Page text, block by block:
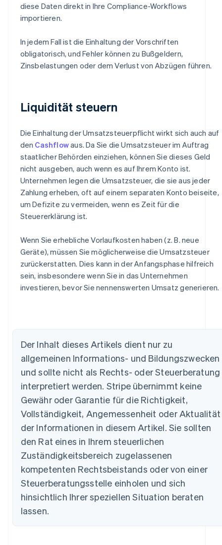
diese Daten direkt in Ihre Compliance-Workflows
importieren.
In jedem Fall ist die Einhaltung der Vorschriften
obligatorisch, und Fehler können zu Bußgeldern,
Zinsbelastungen oder dem Verlust von Abzügen führen.
Liquidität steuern
Die Einhaltung der Umsatzsteuerpflicht wirkt sich auch auf
den Cashflowaus. Da Sie die Umsatzsteuer im Auftrag
staatlicher Behörden einziehen, können Sie dieses Geld
nicht ausgeben, auch wenn es auf Ihrem Konto ist.
Unternehmen legen die Umsatzsteuer, die sie aus jeder
Zahlung erheben, oft auf einem separaten Konto beiseite,
um Defizite zu vermeiden, wenn es Zeit für die
Steuererklärung ist.
Wenn Sie erhebliche Vorlaufkosten haben (z. B. neue
Geräte), müssen Sie möglicherweise die Umsatzsteuer
zurückerstatten. Dies kann in der Anfangsphase hilfreich
sein, insbesondere wenn Sie in das Unternehmen
investieren, bevor Sie nennenswerten Umsatz generieren.
Der Inhalt dieses Artikels dient nur zu
allgemeinen Informations- und Bildungszwecken
und sollte nicht als Rechts- oder Steuerberatung
interpretiert werden. Stripe übernimmt keine
Gewähr oder Garantie für die Richtigkeit,
Vollständigkeit, Angemessenheit oder Aktualität
der Informationen in diesem Artikel. Sie sollten
den Rat eines in Ihrem steuerlichen
Zuständigkeitsbereich zugelassenen
kompetenten Rechtsbeistands oder von einer
Steuerberatungsstelle einholen und sich
hinsichtlich Ihrer speziellen Situation beraten
lassen.
Australien
English
Belgien
Nederlands FrançaisDeutsch English
Brasilien
PortuguêsEnglish
Bulgarien
English
Dänemark
Deutschland
DeutschEnglish